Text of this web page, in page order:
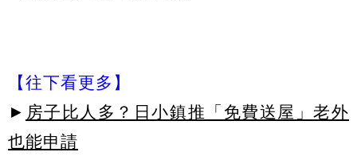
【往下看更多】
► 房子比人多？日小鎮推「免費送屋」老外
也能申請